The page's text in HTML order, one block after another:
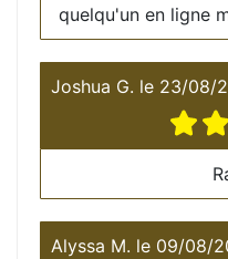
quelqu'un en ligne
Joshua G. le 23/08/
Alyssa M. le 09/08/